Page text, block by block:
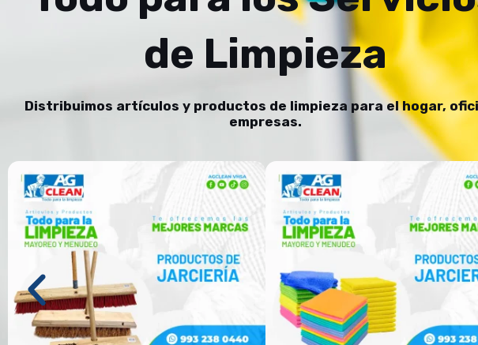
de Limpieza
Distribuimos artículos y productos de limpieza para el hogar,
empresas.